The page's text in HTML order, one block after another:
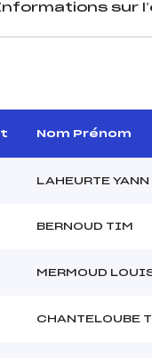
sur
Technique :
Adjoint :
:
Nom Prénom
LAHEURTE YANN
BERNOUD TIM
MERMOUD
CHANTELOUBE